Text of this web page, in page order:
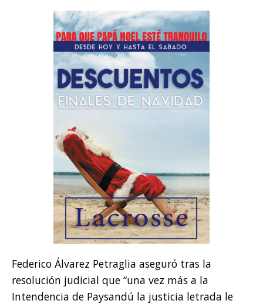
Federico Álvarez Petraglia aseguró tras la
resolución judicial que “una vez más a la
Intendencia de Paysandú la justicia letrada le